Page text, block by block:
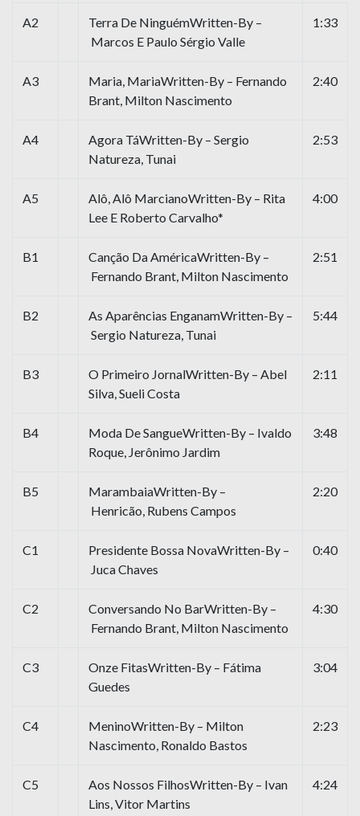
A2
Terra De NinguémWritten-By –
Marcos E Paulo Sérgio Valle
1:33
A3
Maria, MariaWritten-By – Fernando
Brant, Milton Nascimento
2:40
A4
Agora TáWritten-By – Sergio
Natureza, Tunai
2:53
A5
Alô, Alô MarcianoWritten-By – Rita
Lee E Roberto Carvalho*
4:00
B1
Canção Da AméricaWritten-By –
Fernando Brant, Milton Nascimento
2:51
B2
As Aparências EnganamWritten-By –
Sergio Natureza, Tunai
5:44
B3
O Primeiro JornalWritten-By – Abel
Silva, Sueli Costa
2:11
B4
Moda De SangueWritten-By – Ivaldo
Roque, Jerônimo Jardim
3:48
B5
MarambaiaWritten-By –
Henricão, Rubens Campos
2:20
C1
Presidente Bossa NovaWritten-By –
Juca Chaves
0:40
C2
Conversando No BarWritten-By –
Fernando Brant, Milton Nascimento
4:30
C3
Onze FitasWritten-By – Fátima
Guedes
3:04
C4
MeninoWritten-By – Milton
Nascimento, Ronaldo Bastos
2:23
C5
Aos Nossos FilhosWritten-By – Ivan
Lins, Vitor Martins
4:24